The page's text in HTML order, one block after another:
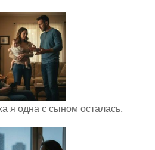
я одна с сыном осталась.